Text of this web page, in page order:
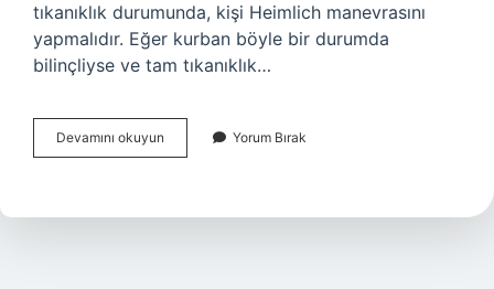
tıkanıklık durumunda, kişi Heimlich manevrasını
yapmalıdır. Eğer kurban böyle bir durumda
bilinçliyse ve tam tıkanıklık…
Devamını okuyun Bebeklerde
Tam
Kez
Yorum Bırak